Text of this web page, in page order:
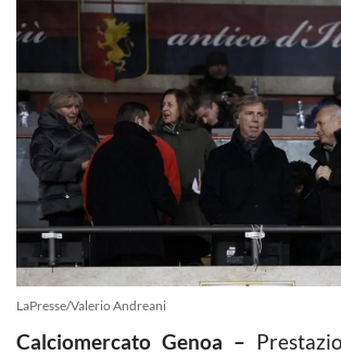
LaPresse/Valerio Andreani
Calciomercato Genoa –